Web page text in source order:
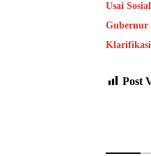
Usai
Gubernur
Klarifikasi
Post